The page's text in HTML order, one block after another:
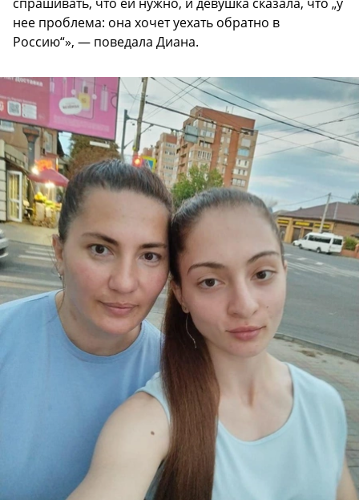
спрашивать, что ей нужно, и девушка сказала, что „у
нее проблема: она хочет уехать обратно в
Россию“», — поведала Диана.